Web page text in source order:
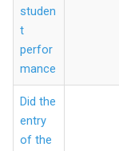
studen
t
perfor
mance
Did the
entry
of the